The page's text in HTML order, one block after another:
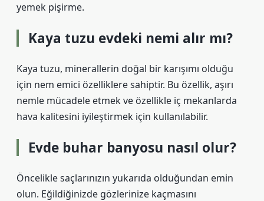
yemek pişirme.
Kaya tuzu evdeki nemi alır mı?
Kaya tuzu, minerallerin doğal bir karışımı olduğu
için nem emici özelliklere sahiptir. Bu özellik, aşırı
nemle mücadele etmek ve özellikle iç mekanlarda
hava kalitesini iyileştirmek için kullanılabilir.
Evde buhar banyosu nasıl olur?
Öncelikle saçlarınızın yukarıda olduğundan emin
olun. Eğildiğinizde gözlerinize kaçmasını